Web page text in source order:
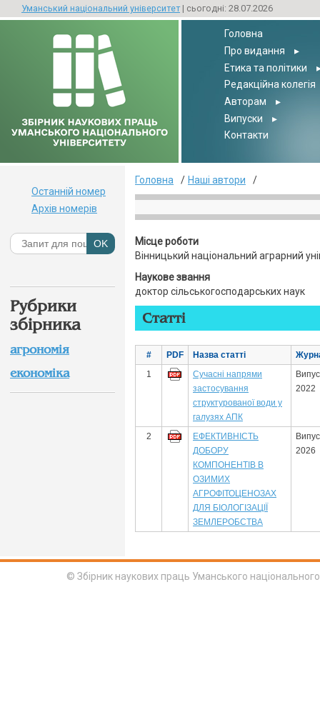
Уманський національний університет| сьогодні: 28.07.2026
Головна
Про видання
▸
Етика та політики
Редакційна колегія
Авторам
▸
Випуски
▸
Контакти
Головна Наші автори
Місце роботи
Вінницький національний аграрний
Наукове звання
доктор сільськогосподарських наук
Статті
# PDF Назва статті
1
Сучасні напрями
застосування
структурованої води у
галузях АПК
2022
2
ЕФЕКТИВНІСТЬ
ДОБОРУ
КОМПОНЕНТІВ В
ОЗИМИХ
АГРОФІТОЦЕНОЗАХ
ДЛЯ БІОЛОГІЗАЦІЇ
ЗЕМЛЕРОБСТВА
2026
Останній номер
Архів номерів
Рубрики
збірника
агрономія
економіка
© Збірник наукових праць Уманського